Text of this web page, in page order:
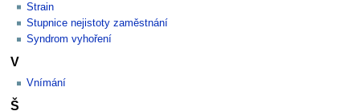
Strain
Stupnice nejistoty zaměstnání
Syndrom vyhoření
V
Vnímání
Š